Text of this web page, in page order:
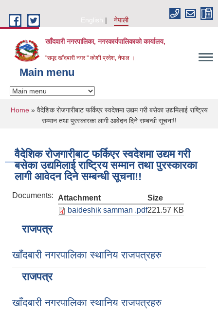
English
नेपाली
खाँदवारी नगरपालिका, नगरकार्यपालिकाको कार्यालय,
"समृद्द खाँदबारी नगर " कोशी प्रदेश, नेपाल ।
Main menu
You are here
Home» वैदेशिक रोजगारीबाट फर्किएर स्वदेशमा उद्यम गरी बसेका उद्यमिलाई राष्ट्रिय
सम्मान तथा पुरस्कारका लागी आवेदन दिने सम्बन्धी सूचना!!
वैदेशिक रोजगारीबाट फर्किएर स्वदेशमा उद्यम गरी
बसेका उद्यमिलाई राष्ट्रिय सम्मान तथा पुरस्कारका
लागी आवेदन दिने सम्बन्धी सूचना!!
Documents: Attachment
Size
baideshik samman .pdf221.57 KB
राजपत्र
खाँदबारी नगरपालिका स्थानिय राजपत्रहरु
राजपत्र
खाँदबारी नगरपालिका स्थानिय राजपत्रहरु